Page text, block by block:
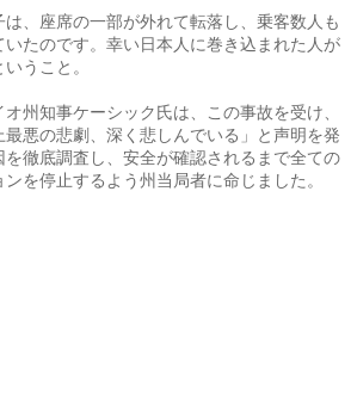
は、座席の一部が外れて転落し、乗客数人も
いたのです。幸い日本人に巻き込まれた人が
うこと。
州知事ケーシック氏は、この事故を受け、
最悪の悲劇、深く悲しんでいる」と声明を発
を徹底調査し、安全が確認されるまで全ての
を停止するよう州当局者に命じました。